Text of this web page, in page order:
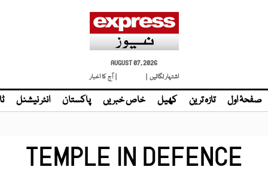
AUGUST 07, 2026
اشتہار لگائیں |
| آج کا اخبار
صفحۂ اول تازہ ترین کھیل خاص خبریں پاکستان انٹر نیشنل
TEMPLE IN DEFENCE